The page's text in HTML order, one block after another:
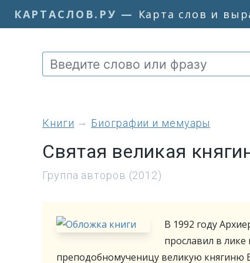
КАРТАСЛОВ.РУ — Карта слов и
книги Биографии и мемуары
Святая великая
Группа авторов (2012)
В 1992 году
прославил в
преподобномученицу великую княгиню